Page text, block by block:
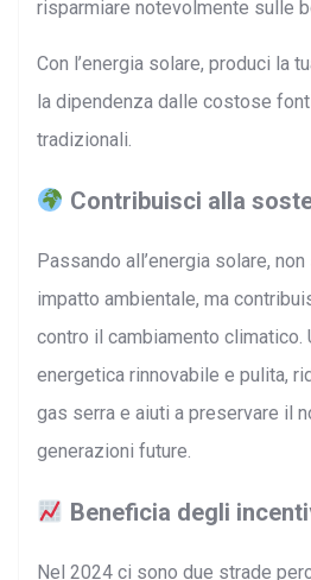
risparmiare notevolmente sulle
Con l’energia solare, produci la
la dipendenza dalle costose
tradizionali.
Contribuisci alla
Passando all’energia solare,
impatto ambientale, ma
contro il cambiamento climatico.
energetica rinnovabile e pulita,
gas serra e aiuti a preservare il
generazioni future.
Beneficia degli
Nel 2024 ci sono due strade